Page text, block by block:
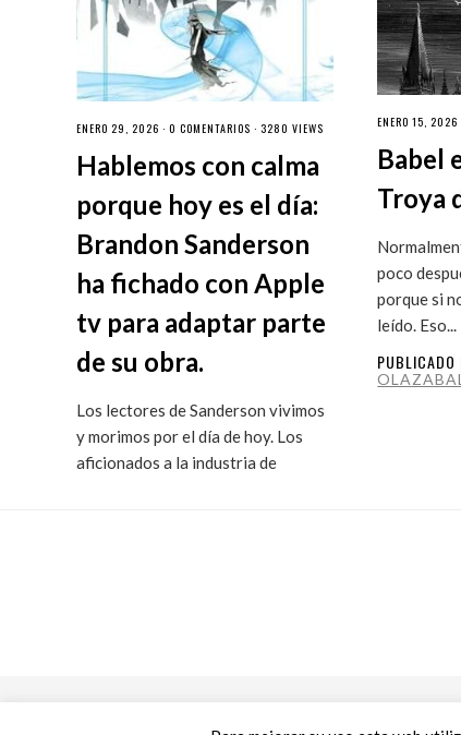
ENERO 29, 2026 · 0 COMENTARIOS · 3280 VIEWS
Hablemos con calma
porque hoy es el día:
Brandon Sanderson
ha fichado con Apple
tv para adaptar parte
de su obra.
Los lectores de Sanderson vivimos
y morimos por el día de hoy. Los
aficionados a la industria de
ENERO 15,
Babel
Troya
poco
porque si
leído. Eso...
OLAZABAL